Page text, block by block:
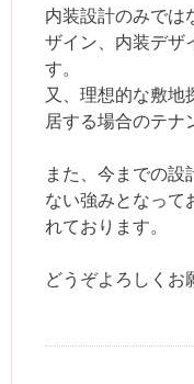
内装設計のみでは
ザイン、内装デザ
す。
又、理想的な敷地
居する場合のテナ
また、今までの設
ない強みとなって
れております。
どうぞよろしくお